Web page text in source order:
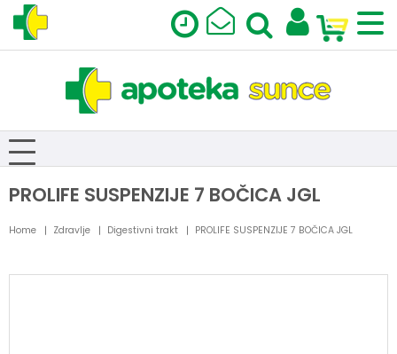
PROLIFE SUSPENZIJE 7 BOČICA JGL
Home Zdravlje Digestivni trakt PROLIFE SUSPENZIJE 7 BOČICA JGL